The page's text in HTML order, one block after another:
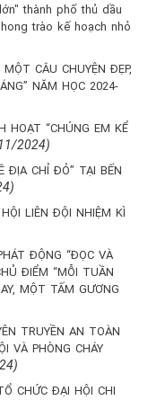
thành phố thủ dầu
trào kế hoạch nhỏ
CÂU CHUYỆN ĐẸP,
NĂM HỌC 2024-
HOẠT “CHÚNG EM KỂ
2024)
ĐỊA CHỈ ĐỎ” TẠI BẾN
LIÊN ĐỘI NHIỆM KÌ
ĐỘNG “ĐỌC VÀ
ĐIỂM “MỖI TUẦN
MỘT TẤM GƯƠNG
TRUYỀN AN TOÀN
VÀ PHÒNG CHÁY
CHỨC ĐẠI HỘI CHI